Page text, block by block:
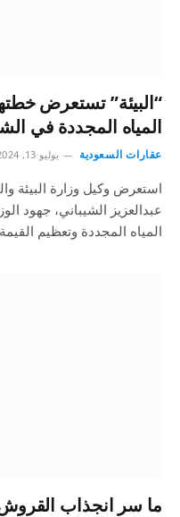
“البيئة” تستعرض
المياه المجددة في
عقارات السعودية يوليو 13, 2024
استعرض وكيل وزارة البيئة
عبدالعزيز الشيباني، جهود
المياه المجددة وتعظيم
ما سر انجذاب القروش